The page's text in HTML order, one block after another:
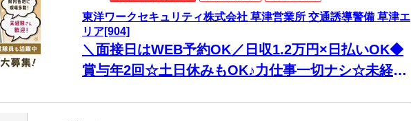
東洋ワークセキュリティ株式会社 草津営業所 交通誘導警備 草津エ
リア[904]
＼面接日はWEB予約OK／日収1.2万円×日払いOK◆
賞与年2回☆土日休みもOK♪力仕事一切ナシ☆未経験